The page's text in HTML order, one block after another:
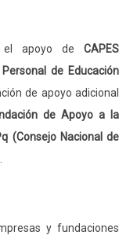
el apoyo de CAPES
de Educación
de apoyo adicional
de Apoyo a la
(Consejo Nacional de
y fundaciones